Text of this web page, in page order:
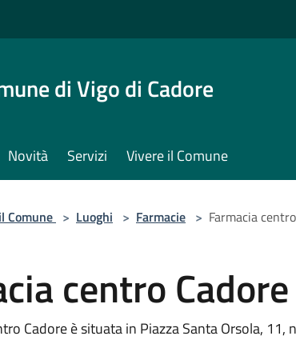
di Vigo di Cadore
Novità Servizi Vivere il Comune
Comune > Luoghi > Farmacie > Farmacia
centro Cadore
Cadore è situata in Piazza Santa Orsola,